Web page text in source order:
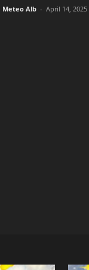
Meteo Alb - April 14, 2025